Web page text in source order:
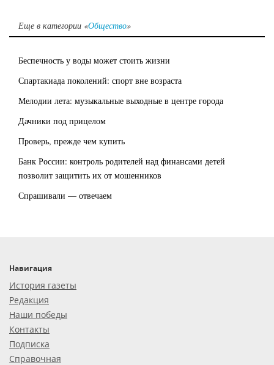
Еще в категории «Общество»
Беспечность у воды может стоить жизни
Спартакиада поколений: спорт вне возраста
Мелодии лета: музыкальные выходные в центре города
Дачники под прицелом
Проверь, прежде чем купить
Банк России: контроль родителей над финансами детей
позволит защитить их от мошенников
Спрашивали — отвечаем
Навигация
История газеты
Редакция
Наши победы
Контакты
Подписка
Справочная